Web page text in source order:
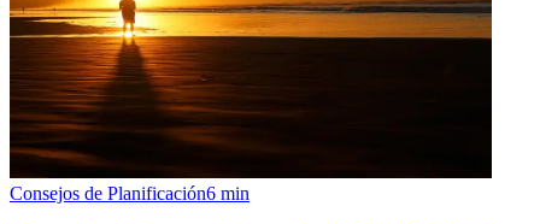
Consejos de Planificación6 min